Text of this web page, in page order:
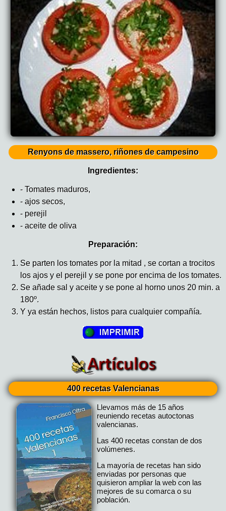
Renyons de massero, riñones de campesino
Ingredientes:
- Tomates maduros,
- ajos secos,
- perejil
- aceite de oliva
Preparación:
Se parten los tomates por la mitad , se cortan a trocitos
los ajos y el perejil y se pone por encima de los tomates.
Se añade sal y aceite y se pone al horno unos 20 min. a
180º.
Y ya están hechos, listos para cualquier compañía.
400 recetas Valencianas
Llevamos más de 15 años
reuniendo recetas autoctonas
valencianas.
Las 400 recetas constan de dos
volúmenes.
La mayoría de recetas han sido
enviadas por personas que
quisieron ampliar la web con las
mejores de su comarca o su
población.